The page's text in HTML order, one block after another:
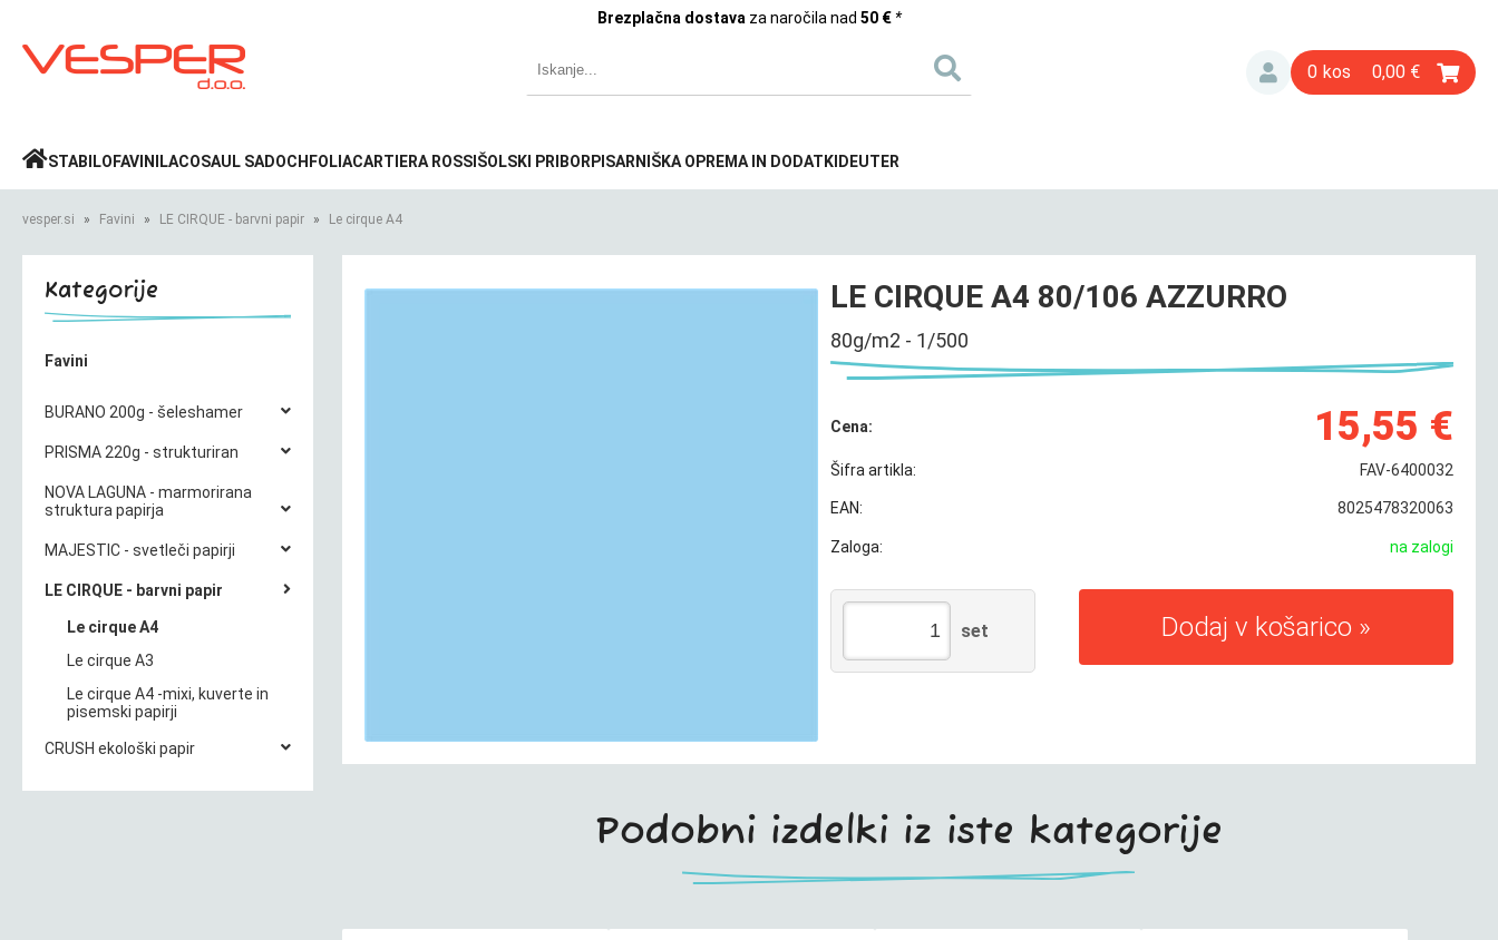
Brezplačna dostava za naročila nad 50 € *
Prijava» 0 0,00
STABILO FAVINI LACOSAUL SADOCH FOLIACARTIERA ROSSI ŠOLSKI PRIBOR PISARNIŠKA OPREMA IN DODATKI DEUTER
vesper.si Favini LE CIRQUE - barvni papir Le cirque A4
Kategorije
Favini
BURANO 200g - šeleshamer
PRISMA 220g - strukturiran
NOVA LAGUNA - marmorirana
struktura papirja
MAJESTIC - svetleči papirji
LE CIRQUE - barvni papir
Le cirque A4
Le cirque A3
Le cirque A4 -mixi, kuverte in
pisemski papirji
CRUSH ekološki papir
LE CIRQUE A4 80/106 AZZURRO
80g/m2 - 1/500
Cena: 15,55 €
Šifra artikla: FAV-6400032
EAN: 8025478320063
Zaloga: na zalogi
Dodaj v košarico
set
Podobni izdelki iz iste kategorije